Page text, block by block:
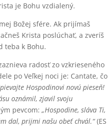
je Bohu vzdialený.
Božej sfére. Ak prijímaš
Krista poslúchať, a zveríš
teba k Bohu.
radosť zo vzkrieseného
po Veľkej noci je: Cantate, čo
Hospodinovi novú pieseň!
oznámil, zjavil svoju
pevcom:„Hospodine, sláva Ti,
dal, prijmi našu obeť chvál.“(ES